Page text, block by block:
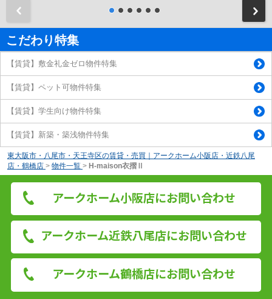
こだわり特集
【賃貸】敷金礼金ゼロ物件特集
【賃貸】ペット可物件特集
【賃貸】学生向け物件特集
【賃貸】新築・築浅物件特集
東大阪市・八尾市・天王寺区の賃貸・売買｜アークホーム小阪店・近鉄八尾
店・鶴橋店 > 物件一覧 > H-maison衣摺Ⅱ
アークホーム小阪店にお問い合わせ
アークホーム近鉄八尾店にお問い合わせ
アークホーム鶴橋店にお問い合わせ